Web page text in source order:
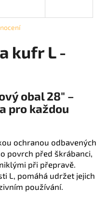
kufr L -
obal 28" –
pro každou
ochranou odbavených
povrch před škrábanci,
při přepravě.
L, pomáhá udržet jejich
používání.